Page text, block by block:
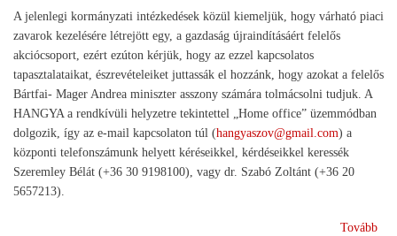
A jelenlegi kormányzati intézkedések közül kiemeljük, hogy várható piaci
zavarok kezelésére létrejött egy, a gazdaság újraindításáért felelős
akciócsoport, ezért ezúton kérjük, hogy az ezzel kapcsolatos
tapasztalataikat, észrevételeiket juttassák el hozzánk, hogy azokat a felelős
Bártfai- Mager Andrea miniszter asszony számára tolmácsolni tudjuk. A
HANGYA a rendkívüli helyzetre tekintettel „Home office” üzemmódban
dolgozik, így az e-mail kapcsolaton túl (hangyaszov@gmail.com) a
központi telefonszámunk helyett kéréseikkel, kérdéseikkel keressék
Szeremley Bélát (+36 30 9198100), vagy dr. Szabó Zoltánt (+36 20
5657213).
Tovább